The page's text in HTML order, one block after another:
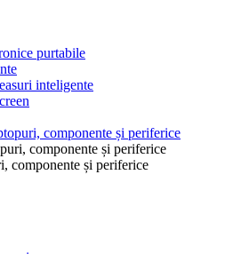
purtabile
inteligente
componente și periferice
componente și periferice
componente și periferice